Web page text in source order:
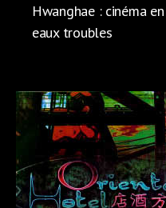
Hwanghae : cinéma en
eaux troubles